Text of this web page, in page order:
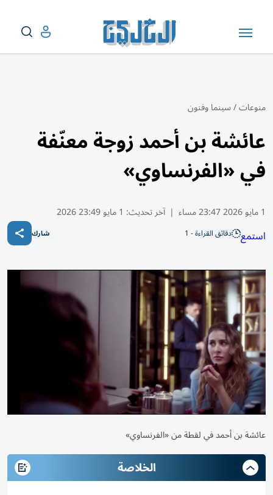
منوعات/سينما وفنون
عائشة بن أحمد زوجة معنّفة
في «الفرنساوي»
1 مايو 2026 23:47 مساء | آخر تحديث: 1 مايو 23:49 2026
استمع دقائق القراءة - 1 شارك
عائشة بن أحمد في لقطة من «الفرنساوي»
الخلاصة